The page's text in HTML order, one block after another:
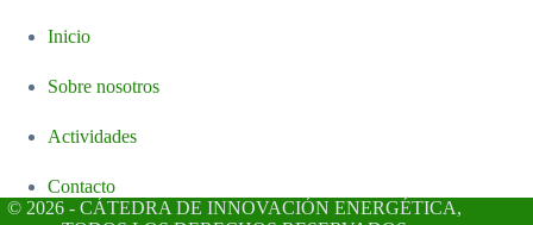
Inicio
Sobre nosotros
Actividades
Contacto
© 2026 - CÁTEDRA DE INNOVACIÓN ENERGÉTICA,